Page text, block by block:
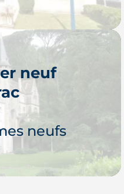
neuf
neufs